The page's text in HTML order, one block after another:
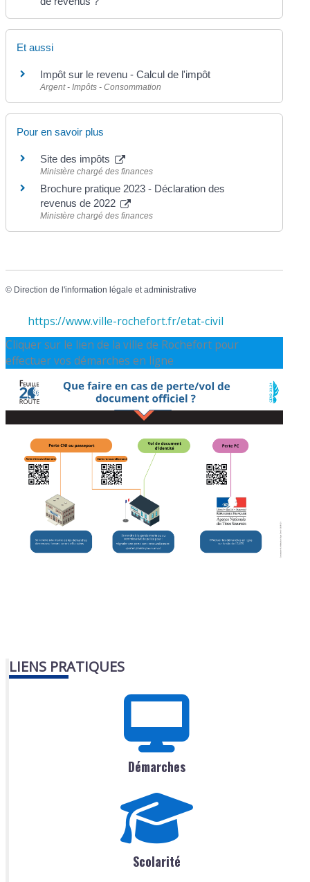
Et aussi
Impôt sur le revenu - Calcul de l'impôt
Argent - Impôts - Consommation
Pour en savoir plus
Site des impôts
Ministère chargé des finances
Brochure pratique 2023 - Déclaration des
revenus de 2022
Ministère chargé des finances
© Direction de l'information légale et administrative
https://www.ville-rochefort.fr/etat-civil
Cliquer sur le lien de la ville de Rochefort pour
effectuer vos démarches en ligne
LIENS PRATIQUES
Démarches
Scolarité